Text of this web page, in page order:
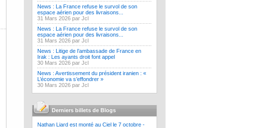
News : La France refuse le survol de son
espace aérien pour des livraisons...
31 Mars 2026 par Jcl
News : La France refuse le survol de son
espace aérien pour des livraisons...
31 Mars 2026 par Jcl
News : Litige de l’ambassade de France en
Irak : Les ayants droit font appel
30 Mars 2026 par Jcl
News : Avertissement du président iranien : «
L’économie va s’effondrer »
30 Mars 2026 par Jcl
Derniers billets de Blogs
Nathan Liard est monté au Ciel le 7 octobre -